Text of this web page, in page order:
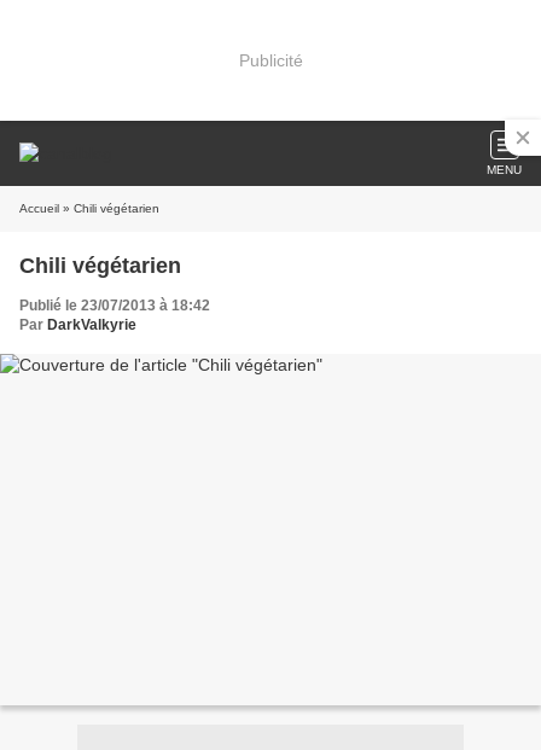
Publicité
MENU
Accueil » Chili végétarien
Chili végétarien
Publié le 23/07/2013 à 18:42
Par DarkValkyrie